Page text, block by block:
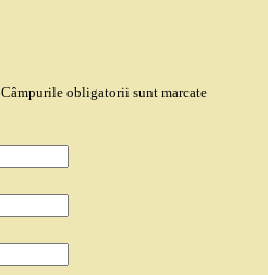
Câmpurile obligatorii sunt marcate